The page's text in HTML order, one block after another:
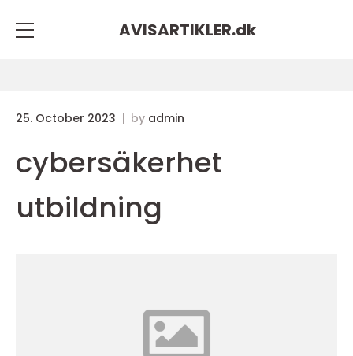
AVISARTIKLER.dk
25. October 2023 by admin
cybersäkerhet
utbildning